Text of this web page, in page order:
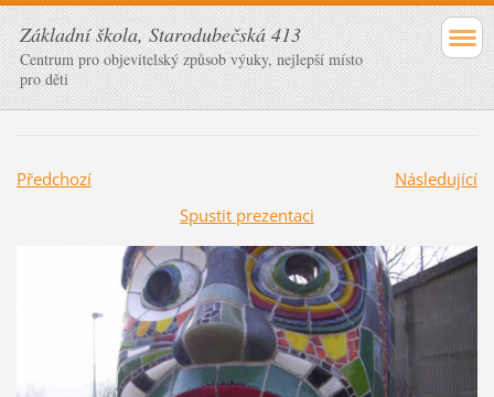
Základní škola, Starodubečská 413
Centrum pro objevitelský způsob výuky, nejlepší místo
pro děti
Předchozí
Následující
Spustit prezentaci